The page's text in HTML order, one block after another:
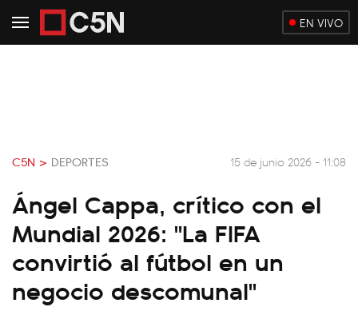
EN VIVO
C5N > DEPORTES 15 de junio 2026 - 11:08
Ángel Cappa, crítico con el
Mundial 2026: "La FIFA
convirtió al fútbol en un
negocio descomunal"